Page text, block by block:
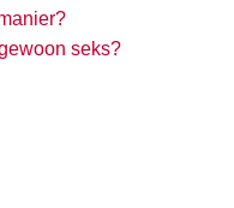
seks?